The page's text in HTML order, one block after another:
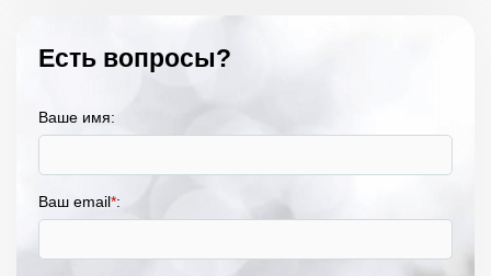
Есть вопросы?
Ваше имя:
Ваш email*: